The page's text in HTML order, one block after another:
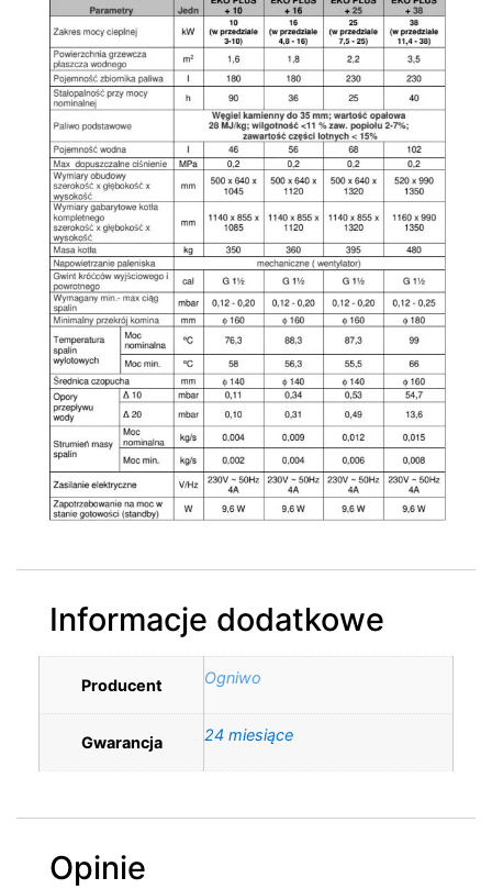
Informacje dodatkowe
Producent Ogniwo
Gwarancja 24 miesiące
Opinie